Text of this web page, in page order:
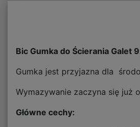
Bic Gumka do Ścierania Galet
Gumka jest przyjazna dla
Wymazywanie zaczyna się już
Główne cechy: